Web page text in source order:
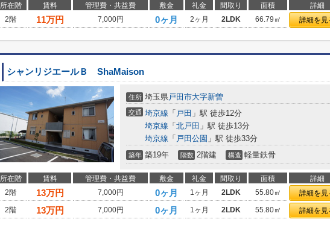
所在階 賃料 管理費・共益費 敷金 礼金 間取り 面積 詳細
2階
11万円 7,000円 0ヶ月 2ヶ月 2LDK 66.79㎡ 詳細を見
シャンリジエールＢ ShaMaison
住所 埼玉県戸田市大字新曽
交通 埼京線 「 戸田 」駅 徒歩12分
埼京線 「 北戸田 」駅 徒歩13分
埼京線 「 戸田公園 」駅 徒歩33分
築年 築19年 階数 2階建 構造 軽量鉄骨
所在階 賃料 管理費・共益費 敷金 礼金 間取り 面積 詳細
2階
13万円 7,000円 0ヶ月 1ヶ月 2LDK 55.80㎡ 詳細を見
2階
13万円 7,000円 0ヶ月 1ヶ月 2LDK 55.80㎡ 詳細を見